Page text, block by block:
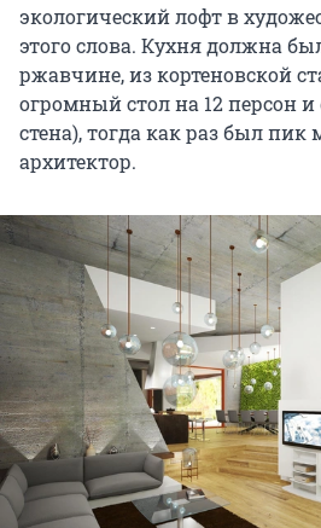
экологический лофт в
этого слова. Кухня должна
ржавчине, из кортеновской
огромный стол на 12 персон и
стена), тогда как раз был
архитектор.